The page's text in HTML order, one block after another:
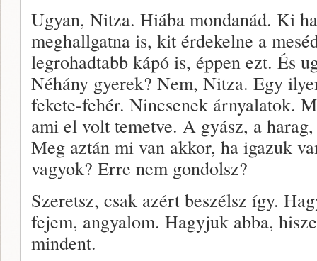
Ugyan, Nitza. Hiába mondanád. Ki
meghallgatna is, kit érdekelne a
legrohadtabb kápó is, éppen ezt. És
Néhány gyerek? Nem, Nitza. Egy
fekete-fehér. Nincsenek árnyalatok.
ami el volt temetve. A gyász, a
Meg aztán mi van akkor, ha igazuk
vagyok? Erre nem gondolsz?
Szeretsz, csak azért beszélsz így.
fejem, angyalom. Hagyjuk abba,
mindent.